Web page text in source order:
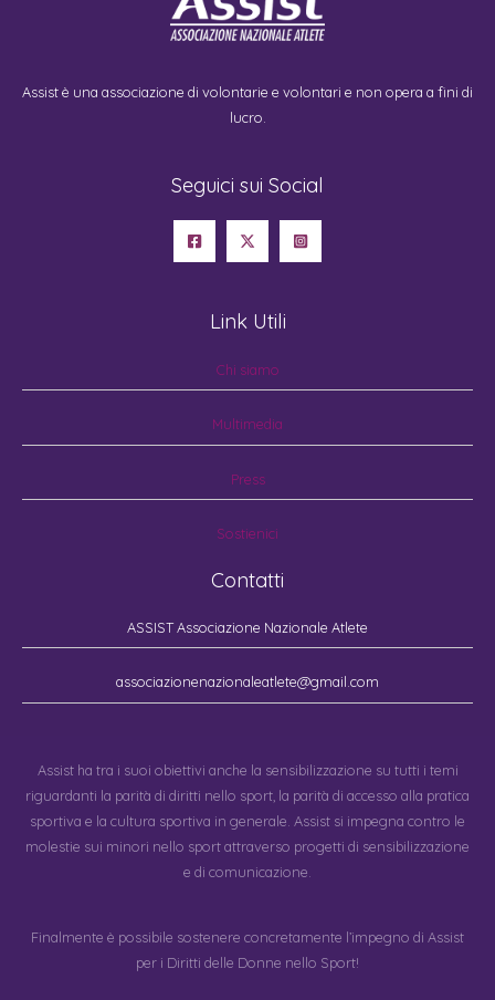
Assist è una associazione di volontarie e volontari e non opera a fini di
lucro.
Seguici sui Social
Link Utili
Chi siamo
Multimedia
Press
Sostienici
Contatti
ASSIST Associazione Nazionale Atlete
associazionenazionaleatlete@gmail.com
Assist ha tra i suoi obiettivi anche la sensibilizzazione su tutti i temi
riguardanti la parità di diritti nello sport, la parità di accesso alla pratica
sportiva e la cultura sportiva in generale. Assist si impegna contro le
molestie sui minori nello sport attraverso progetti di sensibilizzazione
e di comunicazione.
Finalmente è possibile sostenere concretamente l’impegno di Assist
per i Diritti delle Donne nello Sport!